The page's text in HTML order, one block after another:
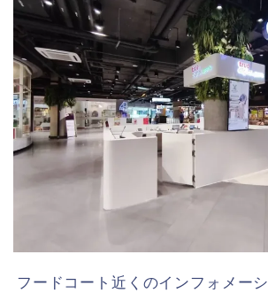
フードコート近くのインフォメー